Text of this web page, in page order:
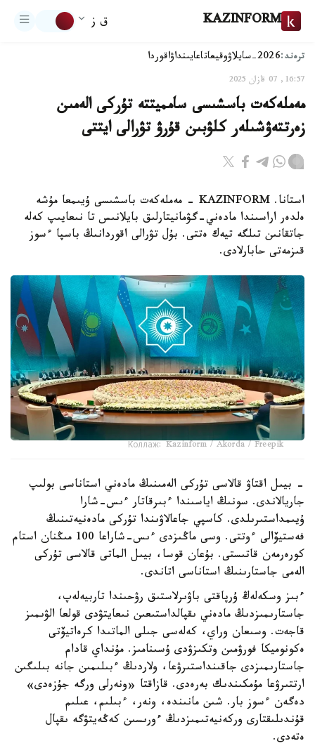
KAZINFORM ق ز
ترەند:2026-سايلاۋ وقيعاتاعايىنداۋاقوردا
16:57, 07 قازان 2025
مەملەكەت باسشىسى سامميتتە تۇركى الەمىن
زەرتتەۋشىلەر كلۋبىن قۇرۋ تۋرالى ايتتى
استانا. KAZINFORM - مەملەكەت باسشىسى ۇيىمعا مۇشە
ەلدەر اراسىندا مادەني-گۋمانيتارلىق بايلانىس تا نىعايىپ كەلە
جاتقانىن تىلگە تيەك ەتتى. بۇل تۋرالى اقوردانىڭ باسپا ءسوز
قىزمەتى حابارلادى.
Коллаж: Kazinform / Akorda / Freepik
- بيىل اقتاۋ قالاسى تۇركى الەمىنىڭ مادەني استاناسى بولىپ
جاريالاندى. سونىڭ اياسىندا ءبىرقاتار ءىس-شارا
ۇيىمداستىرىلدى. كاسپي جاعالاۋىندا تۇركى مادەنيەتىنىڭ
فەستيۆالى ءوتتى. وسى ماڭىزدى ءىس-شاراعا 100 مىڭنان استام
كورەرمەن قاتىستى. بۇعان قوسا، بيىل الماتى قالاسى تۇركى
الەمى جاستارىنىڭ استاناسى اتاندى.
ءبىز وسكەلەڭ ۇرپاقتى باۋىرلاستىق رۋحىندا تاربيەلەپ،
جاستارىمىزدىڭ مادەني ىقپالداستىعىن نىعايتۋدى قولعا الۋىمىز
قاجەت. وسىعان وراي، كەلەسى جىلى الماتىدا كرەاتيۆتى
ەكونوميكا فورۋمىن وتكىزۋدى ۇسىنامىز. مۇنداي قادام
جاستارىمىزدى جاقىنداستىرۋعا، ولاردىڭ ءبىلىمىن جانە بىلىگىن
ارتتىرۋعا مۇمكىندىك بەرەدى. قازاقتا «ونەرلى ورگە جۇزەدى»
دەگەن ءسوز بار. شىن مانىندە، ونەر، ءبىلىم، عىلىم
قۇندىلىقتارى وركەنيەتىمىزدىڭ ءورىسىن كەڭەيتۋگە ىقپال
ەتەدى.